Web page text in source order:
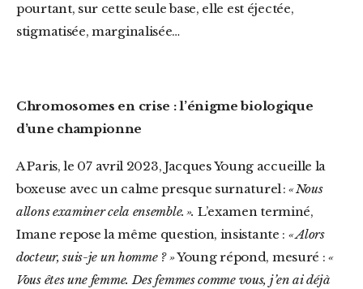
pourtant, sur cette seule base, elle est éjectée,
stigmatisée, marginalisée…
Chromosomes en crise : l’énigme biologique
d’une championne
A Paris, le 07 avril 2023, Jacques Young accueille la
boxeuse avec un calme presque surnaturel :« Nous
allons examiner cela ensemble. ». L’examen terminé,
Imane repose la même question, insistante : « Alors
docteur, suis-je un homme ? »Young répond, mesuré :«
Vous êtes une femme. Des femmes comme vous, j’en ai déjà